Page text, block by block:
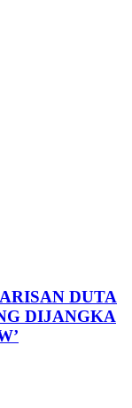
DUTA
DIJANGKA